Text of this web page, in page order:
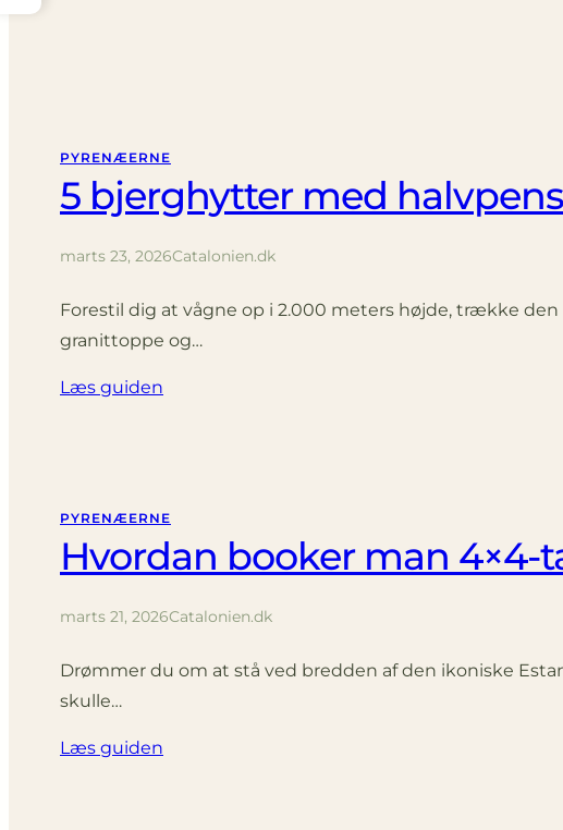
PYRENÆERNE
5 bjerghytter med
marts 23, 2026Catalonien.dk
Forestil dig at vågne op i 2.000 meters højde, trække
granit­toppe og…
Læs guiden
PYRENÆERNE
Hvordan booker man 4×4-
marts 21, 2026Catalonien.dk
Drømmer du om at stå ved bredden af den ikoniske
skulle…
Læs guiden